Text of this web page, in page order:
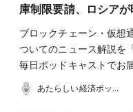
庫制限要請、ロシア
ブロックチェーン・仮想
ついてのニュース解説を
毎日ポッドキャストでお
あたらしい経済ポッドキャスト